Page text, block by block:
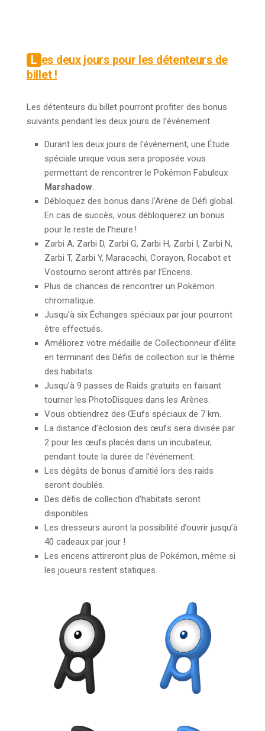
Les deux jourspour les détenteurs de
billet !
Les détenteurs du billet pourront profiter des bonus
suivants pendant les deux jours de l’événement.
Durant les deux jours de l’événement, une Étude
spéciale unique vous sera proposée vous
permettant de rencontrer le Pokémon Fabuleux
Marshadow.
Débloquez des bonus dans l’Arène de Défi global.
En cas de succès, vous débloquerez un bonus
pour le reste de l’heure !
Zarbi A, Zarbi D, Zarbi G, Zarbi H, Zarbi I, Zarbi N,
Zarbi T, Zarbi Y, Maracachi, Corayon, Rocabot et
Vostourno seront attirés par l’Encens.
Plus de chances de rencontrer un Pokémon
chromatique.
Jusqu’à six Échanges spéciaux par jour pourront
être effectués.
Améliorez votre médaille de Collectionneur d’élite
en terminant des Défis de collection sur le thème
des habitats.
Jusqu’à 9 passes de Raids gratuits en faisant
tourner les PhotoDisques dans les Arènes.
Vous obtiendrez des Œufs spéciaux de 7 km.
La distance d’éclosion des œufs sera divisée par
2 pour les œufs placés dans un incubateur,
pendant toute la durée de l’événement.
Les dégâts de bonus d’amitié lors des raids
seront doublés.
Des défis de collection d’habitats seront
disponibles.
Les dresseurs auront la possibilité d’ouvrir jusqu’à
40 cadeaux par jour !
Les encens attireront plus de Pokémon, même si
les joueurs restent statiques.